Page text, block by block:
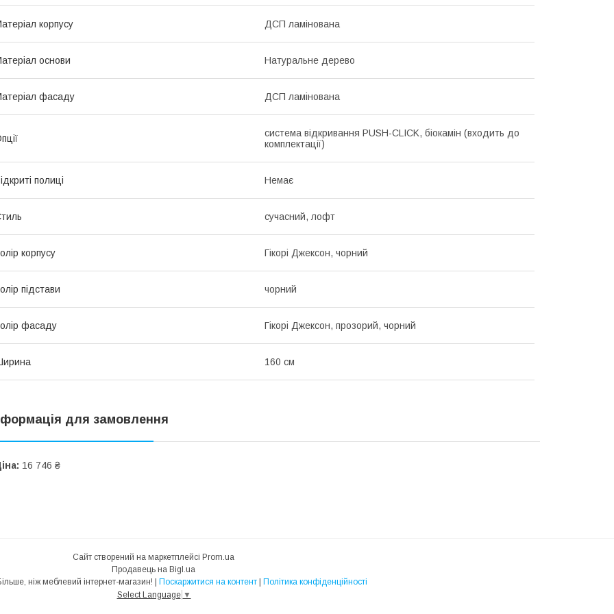
корпусу ДСП ламінована
основи Натуральне дерево
фасаду ДСП ламінована
система відкривання PUSH-CLICK, біокамін (входить до
комплектації)
полиці Немає
сучасний, лофт
корпусу Гікорі Джексон, чорний
підстави чорний
фасаду Гікорі Джексон, прозорий, чорний
160 см
для замовлення
16 746 ₴
Сайт створений на маркетплейсі Prom.ua
Продавець на Bigl.ua
MebelTrade — Більше, ніж меблевий інтернет-магазин! | Поскаржитися на контент | Політика конфіденційності
Select Language ▼